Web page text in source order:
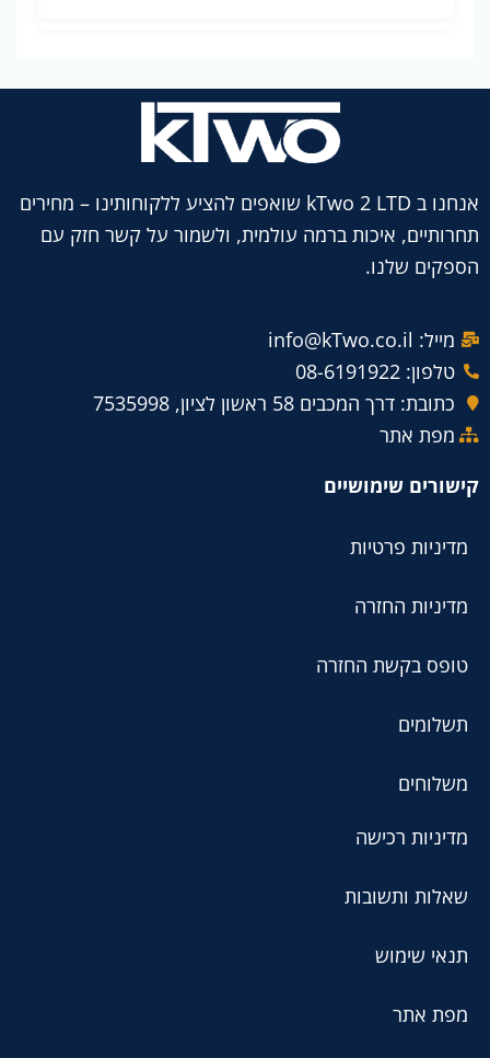
אנחנו ב kTwo 2 LTD שואפים להציע ללקוחותינו – מחירים
תחרותיים, איכות ברמה עולמית, ולשמור על קשר חזק עם
הספקים שלנו.
מייל: info@kTwo.co.il
טלפון: 08-6191922
כתובת: דרך המכבים 58 ראשון לציון, 7535998
מפת אתר
קישורים שימושיים
מדיניות פרטיות
מדיניות החזרה
טופס בקשת החזרה
תשלומים
משלוחים
מדיניות רכישה
שאלות ותשובות
תנאי שימוש
מפת אתר